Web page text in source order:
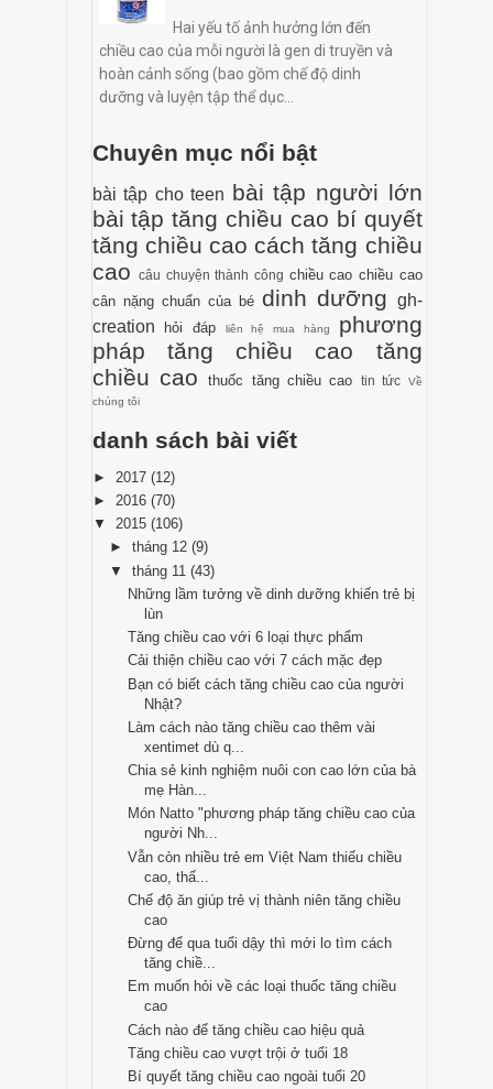
Hai yếu tố ảnh hưởng lớn đến
chiều cao của mỗi người là gen di truyền và
hoàn cảnh sống (bao gồm chế độ dinh
dưỡng và luyện tập thể dục...
Chuyên mục nổi bật
bài tập cho teen bài tập người lớn
bài tập tăng chiều cao bí quyết
tăng chiều cao cách tăng chiều
cao
câu chuyện thành công chiều cao chiều cao
cân nặng chuẩn của bé dinh dưỡng gh-
creation
hỏi đáp liên hệ mua hàng
phương
pháp tăng chiều cao
tăng
chiều cao
thuốc tăng chiều cao tin tức
Về
chúng tôi
danh sách bài viết
► 2017 (12)
► 2016 (70)
▼ 2015 (106)
►tháng 12(9)
▼tháng 11(43)
Những lầm tưởng về dinh dưỡng khiến trẻ bị
lùn
Tăng chiều cao với 6 loại thực phẩm
Cải thiện chiều cao với 7 cách mặc đẹp
Bạn có biết cách tăng chiều cao của người
Nhật?
Làm cách nào tăng chiều cao thêm vài
xentimet dù q...
Chia sẻ kinh nghiệm nuôi con cao lớn của bà
mẹ Hàn...
Món Natto "phương pháp tăng chiều cao của
người Nh...
Vẫn còn nhiều trẻ em Việt Nam thiếu chiều
cao, thấ...
Chế độ ăn giúp trẻ vị thành niên tăng chiều
cao
Đừng để qua tuổi dậy thì mới lo tìm cách
tăng chiề...
Em muốn hỏi về các loại thuốc tăng chiều
cao
Cách nào để tăng chiều cao hiệu quả
Tăng chiều cao vượt trội ở tuổi 18
Bí quyết tăng chiều cao ngoài tuổi 20